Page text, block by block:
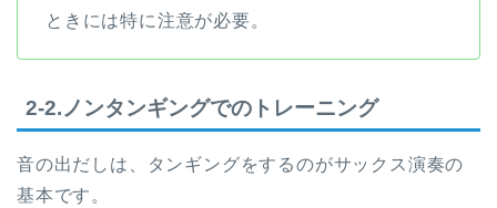
ときには特に注意が必要。
2-2.ノンタンギングでのトレーニング
音の出だしは、タンギングをするのがサックス演奏の
基本です。